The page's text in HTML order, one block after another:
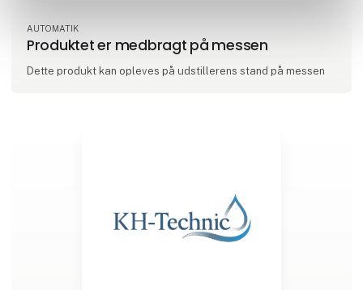
AUTOMATIK
Produktet er medbragt på messen
Dette produkt kan opleves på udstillerens stand på messen